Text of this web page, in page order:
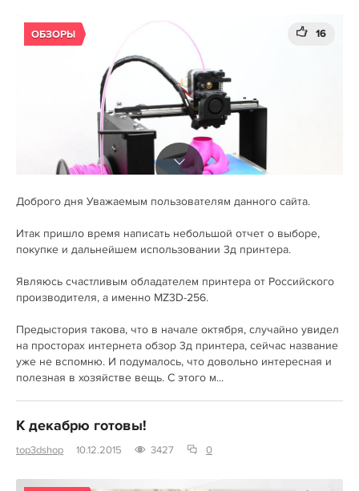
ОБЗОРЫ 16
Доброго дня Уважаемым пользователям данного сайта.
Итак пришло время написать небольшой отчет о выборе,
покупке и дальнейшем использовании 3д принтера.
Являюсь счастливым обладателем принтера от Российского
производителя, а именно MZ3D-256.
Предыстория такова, что в начале октября, случайно увидел
на просторах интернета обзор 3д принтера, сейчас название
уже не вспомню. И подумалось, что довольно интересная и
полезная в хозяйстве вещь. С этого м...
К декабрю готовы!
top3dshop 10.12.2015 3427 0